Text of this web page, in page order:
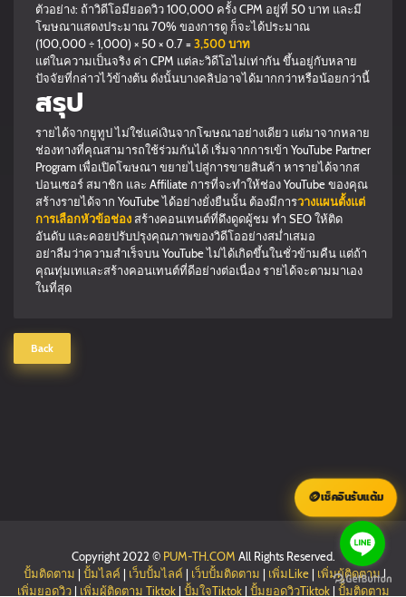
ตัวอย่าง: ถ้าวิดีโอมียอดวิว 100,000 ครั้ง CPM อยู่ที่ 50 บาท และมี
โฆษณาแสดงประมาณ 70% ของการดู ก็จะได้ประมาณ
(100,000 ÷ 1,000) × 50 × 0.7 =3,500 บาท
แต่ในความเป็นจริง ค่า CPM แต่ละวิดีโอไม่เท่ากัน ขึ้นอยู่กับหลาย
ปัจจัยที่กล่าวไว้ข้างต้น ดังนั้นบางคลิปอาจได้มากกว่าหรือน้อยกว่านี้
สรุป
รายได้จากยูทูป ไม่ใช่แค่เงินจากโฆษณาอย่างเดียว แต่มาจากหลาย
ช่องทางที่คุณสามารถใช้ร่วมกันได้ เริ่มจากการเข้า YouTube Partner
Program เพื่อเปิดโฆษณา ขยายไปสู่การขายสินค้า หารายได้จากส
ปอนเซอร์ สมาชิก และ Affiliate การที่จะทำให้ช่อง YouTube ของคุณ
สร้างรายได้จาก YouTube ได้อย่างยั่งยืนนั้น ต้องมีการวางแผนตั้งแต่
การเลือกหัวข้อช่อง สร้างคอนเทนต์ที่ดึงดูดผู้ชม ทำ SEO ให้ติด
อันดับ และคอยปรับปรุงคุณภาพของวิดีโออย่างสม่ำเสมอ
อย่าลืมว่าความสำเร็จบน YouTube ไม่ได้เกิดขึ้นในชั่วข้ามคืน แต่ถ้า
คุณทุ่มเทและสร้างคอนเทนต์ที่ดีอย่างต่อเนื่อง รายได้จะตามมาเอง
ในที่สุด
Back
Copyright 2022 © PUM-TH.COM All Rights Reserved.
ปั้มติดตาม | ปั้มไลค์ | เว็บปั้มไลค์ | เว็บปั้มติดตาม | เพิ่มLike| เพิ่มผู้ติดตาม|
เพิ่มยอดวิว| เพิ่มผู้ติดตาม Tiktok| ปั้มใจTiktok| ปั้มยอดวิวTiktok| ปั้มติดตาม
🪙เช็คอินรับแต้ม